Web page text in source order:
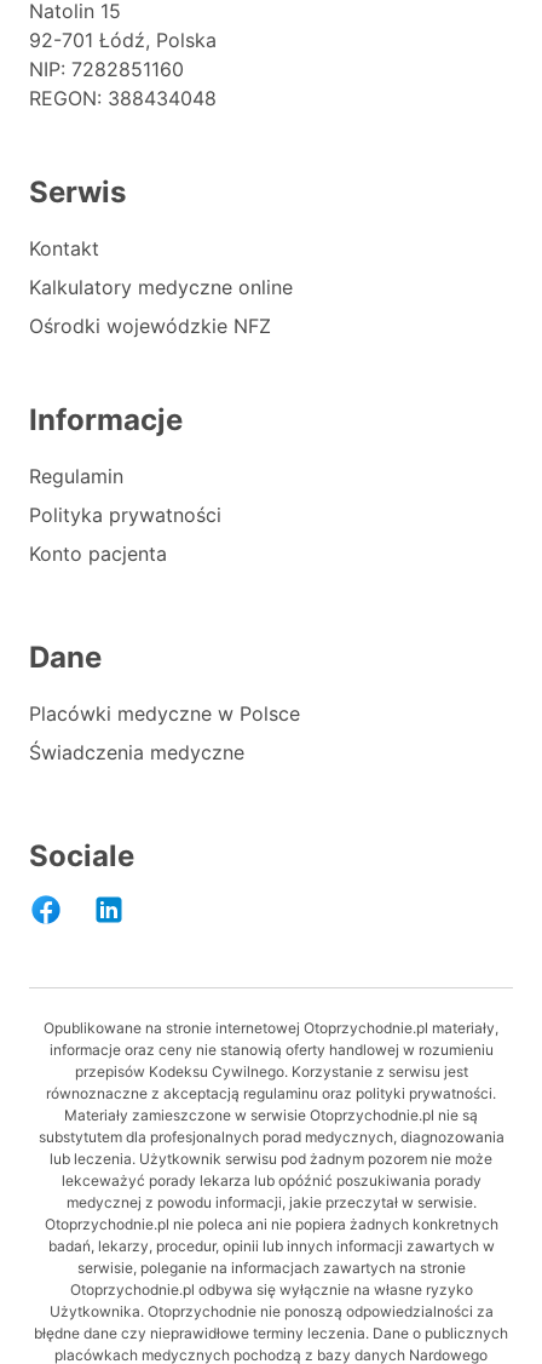
Natolin 15
92-701 Łódź, Polska
NIP: 7282851160
REGON: 388434048
Serwis
Kontakt
Kalkulatory medyczne online
Ośrodki wojewódzkie NFZ
Informacje
Regulamin
Polityka prywatności
Konto pacjenta
Dane
Placówki medyczne w Polsce
Świadczenia medyczne
Sociale
Opublikowane na stronie internetowej Otoprzychodnie.pl materiały,
informacje oraz ceny nie stanowią oferty handlowej w rozumieniu
przepisów Kodeksu Cywilnego. Korzystanie z serwisu jest
równoznaczne z akceptacją regulaminu oraz polityki prywatności.
Materiały zamieszczone w serwisie Otoprzychodnie.pl nie są
substytutem dla profesjonalnych porad medycznych, diagnozowania
lub leczenia. Użytkownik serwisu pod żadnym pozorem nie może
lekceważyć porady lekarza lub opóźnić poszukiwania porady
medycznej z powodu informacji, jakie przeczytał w serwisie.
Otoprzychodnie.pl nie poleca ani nie popiera żadnych konkretnych
badań, lekarzy, procedur, opinii lub innych informacji zawartych w
serwisie, poleganie na informacjach zawartych na stronie
Otoprzychodnie.pl odbywa się wyłącznie na własne ryzyko
Użytkownika. Otoprzychodnie nie ponoszą odpowiedzialności za
błędne dane czy nieprawidłowe terminy leczenia. Dane o publicznych
placówkach medycznych pochodzą z bazy danych Nardowego